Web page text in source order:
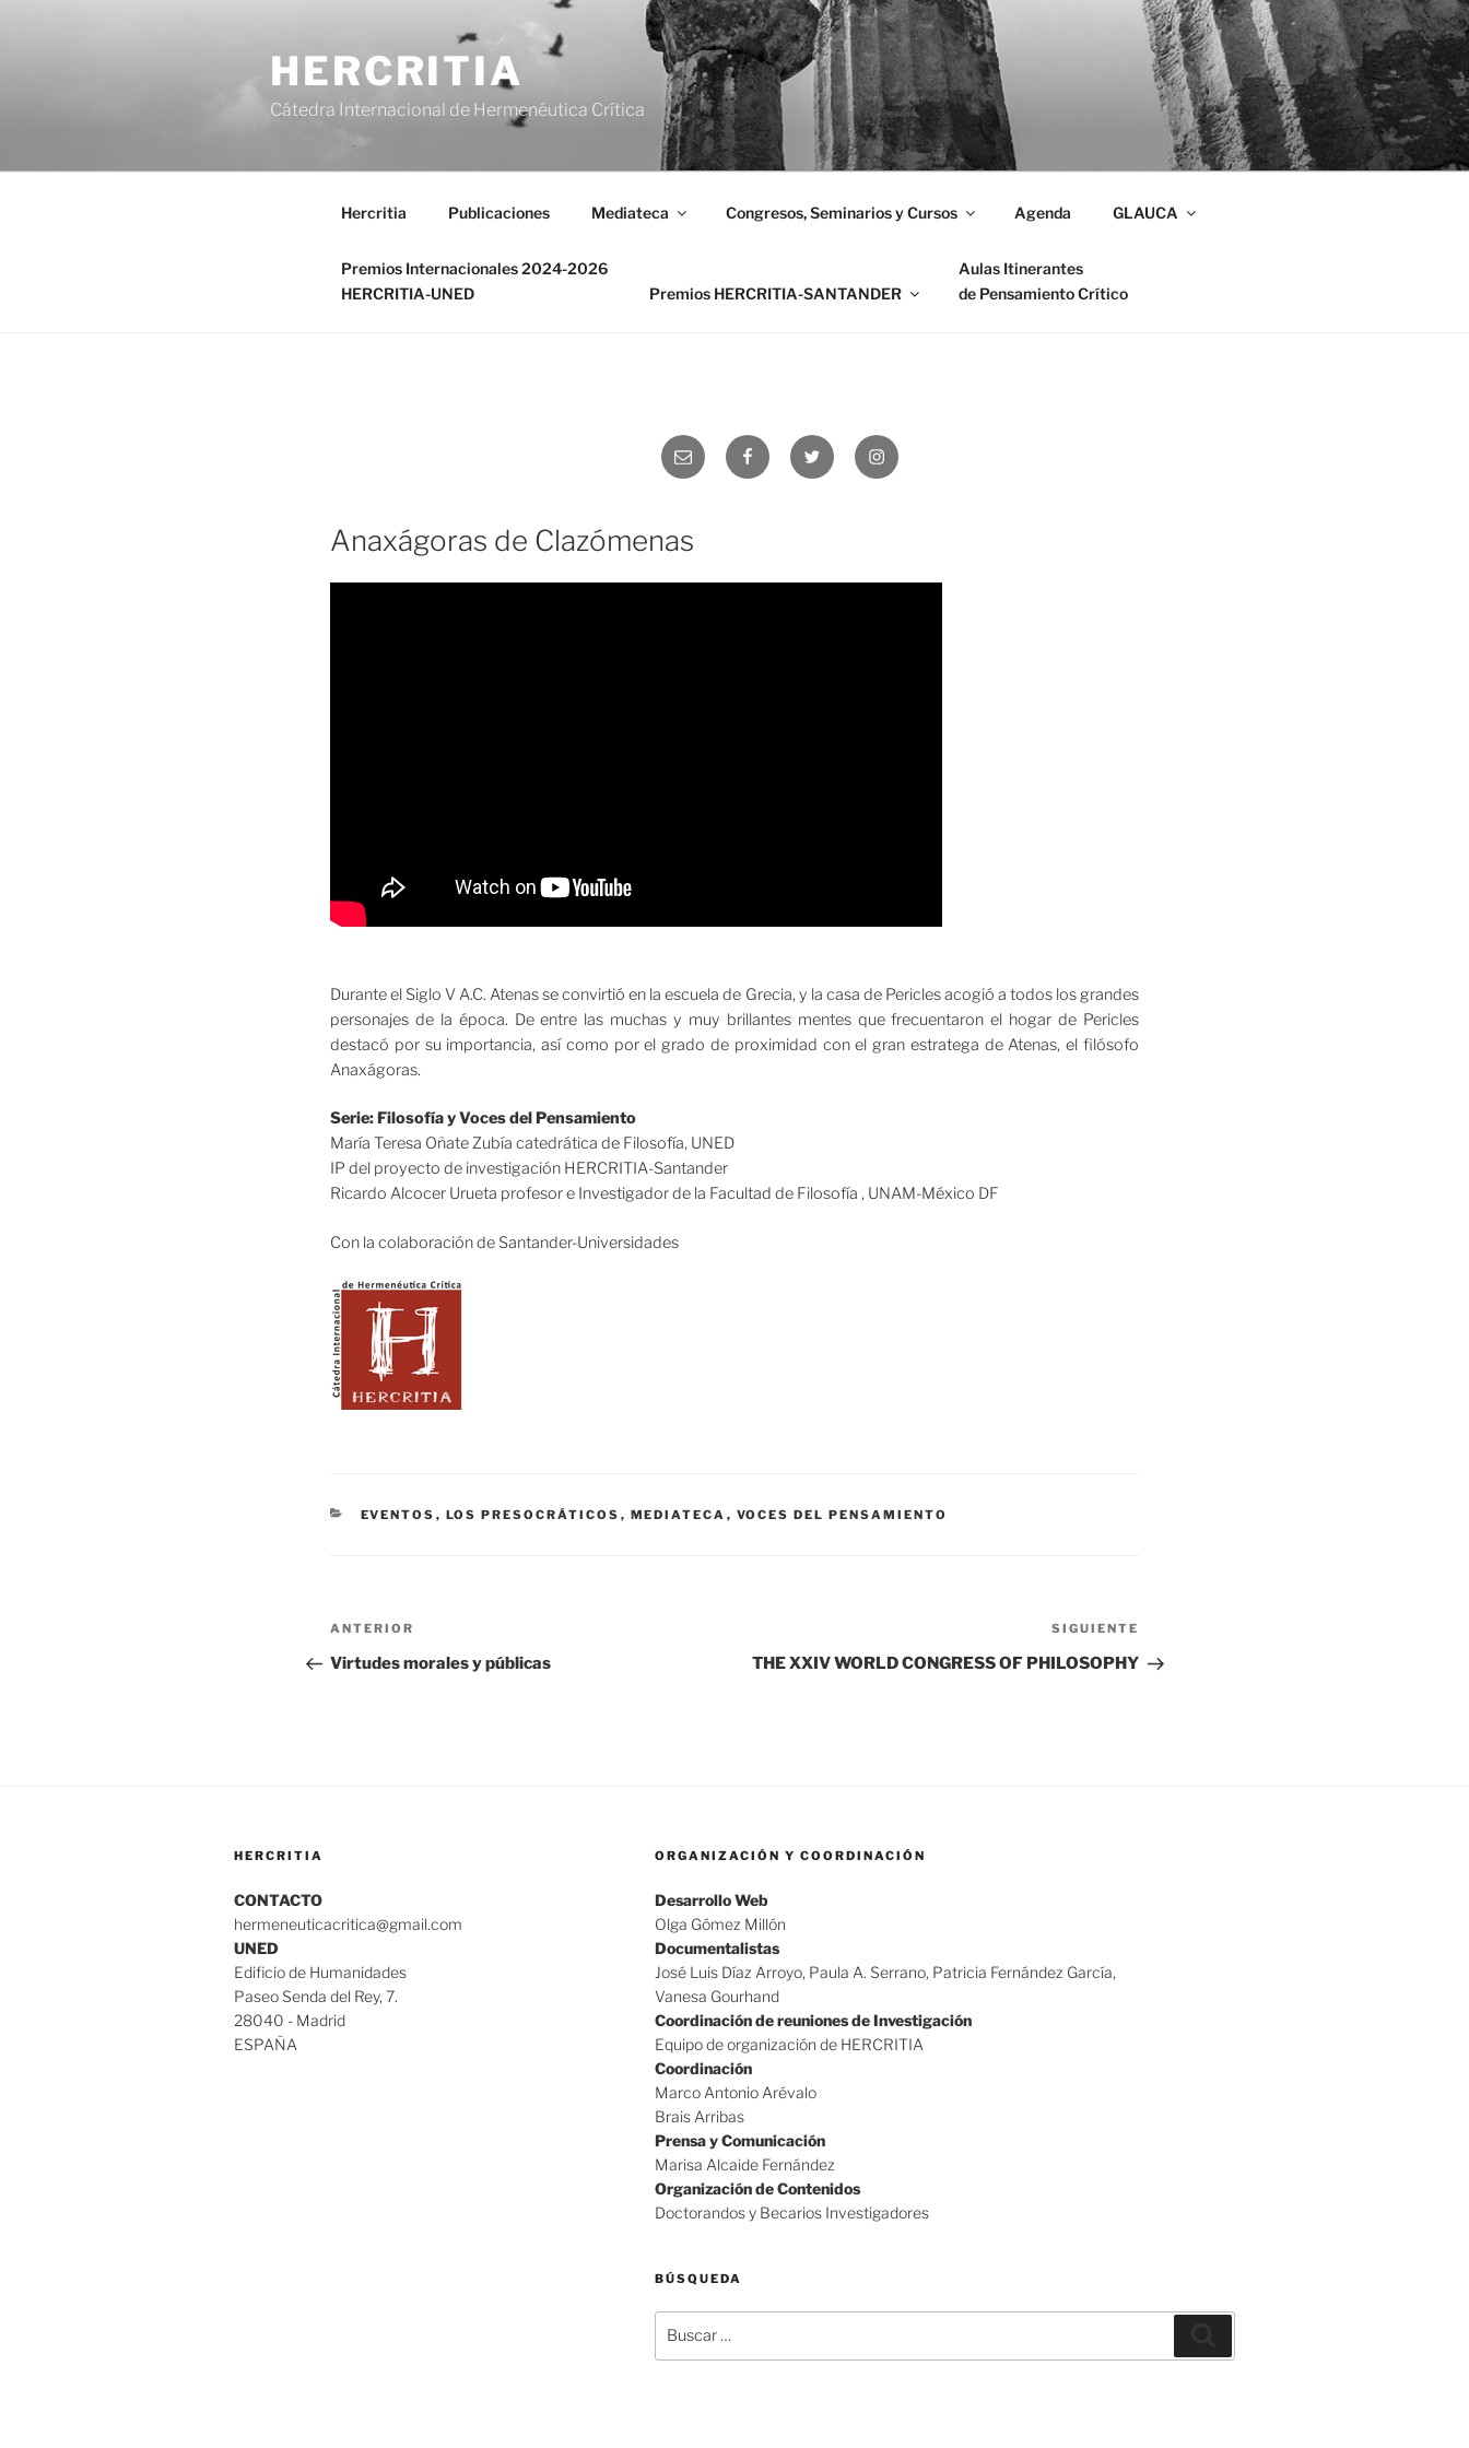
HERCRITIA
Cátedra Internacional de Hermenéutica Crítica
Hercritia Publicaciones Mediateca Congresos, Seminarios y Cursos Agenda GLAUCA
Premios Internacionales 2024-2026
HERCRITIA-UNED
Premios HERCRITIA-SANTANDER
Aulas Itinerantes
de Pensamiento Crítico
Anaxágoras de Clazómenas
Durante el Siglo V A.C. Atenas se convirtió en la escuela de Grecia, y la casa de Pericles acogió a todos los grandes
personajes de la época. De entre las muchas y muy brillantes mentes que frecuentaron el hogar de Pericles
destacó por su importancia, así como por el grado de proximidad con el gran estratega de Atenas, el filósofo
Anaxágoras.
Serie: Filosofía y Voces del Pensamiento
María Teresa Oñate Zubía catedrática de Filosofía, UNED
IP del proyecto de investigación HERCRITIA-Santander
Ricardo Alcocer Urueta profesor e Investigador de la Facultad de Filosofía , UNAM-México DF
Con la colaboración de Santander-Universidades
CATEGORÍAS
EVENTOS , LOS PRESOCRÁTICOS , MEDIATECA , VOCES DEL PENSAMIENTO
Navegación
de
Entrada
anterior:
ANTERIOR
Virtudes morales y públicas
entrada
SIGUIENTE
THE XXIV WORLD CONGRESS OF PHILOSOPHY
HERCRITIA
CONTACTO
hermeneuticacritica@gmail.com
UNED
Edificio de Humanidades
Paseo Senda del Rey, 7.
28040 - Madrid
ESPAÑA
ORGANIZACIÓN Y COORDINACIÓN
Desarrollo Web
Olga Gómez Millón
Documentalistas
José Luis Díaz Arroyo, Paula A. Serrano, Patricia Fernández García,
Vanesa Gourhand
Coordinación de reuniones de Investigación
Equipo de organización de HERCRITIA
Coordinación
Marco Antonio Arévalo
Brais Arribas
Prensa y Comunicación
Marisa Alcaide Fernández
Organización de Contenidos
Doctorandos y Becarios Investigadores
BÚSQUEDA
por:
Correo
electrónico
FacebookTwitter Instagram